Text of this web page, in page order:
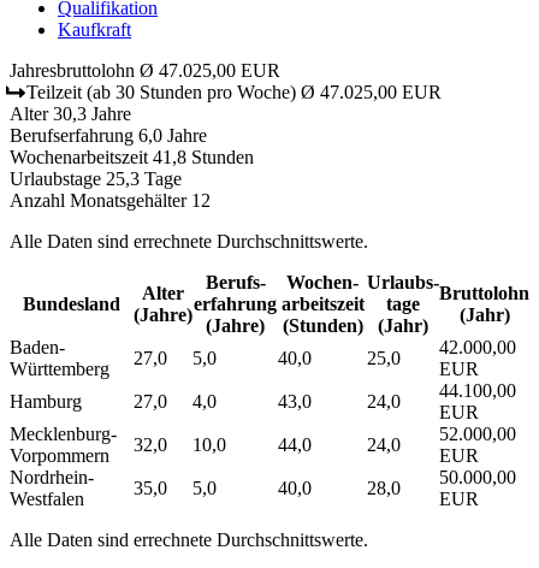
Qualifikation
Kaufkraft
Jahresbruttolohn Ø 47.025,00 EUR
Teilzeit (ab 30 Stunden pro Woche) Ø 47.025,00 EUR
Alter 30,3 Jahre
Berufserfahrung 6,0 Jahre
Wochenarbeitszeit 41,8 Stunden
Urlaubstage 25,3 Tage
Anzahl Monatsgehälter 12
Alle Daten sind errechnete Durchschnittswerte.
Bundesland
Alter
(Jahre)
Berufs­
erfahrung
(Jahre)
Wochen­
arbeitszeit
(Stunden)
Urlaubs­
tage
(Jahr)
Bruttolohn
(Jahr)
Baden-
Württemberg
27,0 5,0 40,0 25,0
42.000,00
EUR
Hamburg
27,0 4,0 43,0 24,0
44.100,00
EUR
Mecklenburg-
Vorpommern
32,0 10,0 44,0 24,0
52.000,00
EUR
Nordrhein-
Westfalen
35,0 5,0 40,0 28,0
50.000,00
EUR
Alle Daten sind errechnete Durchschnittswerte.